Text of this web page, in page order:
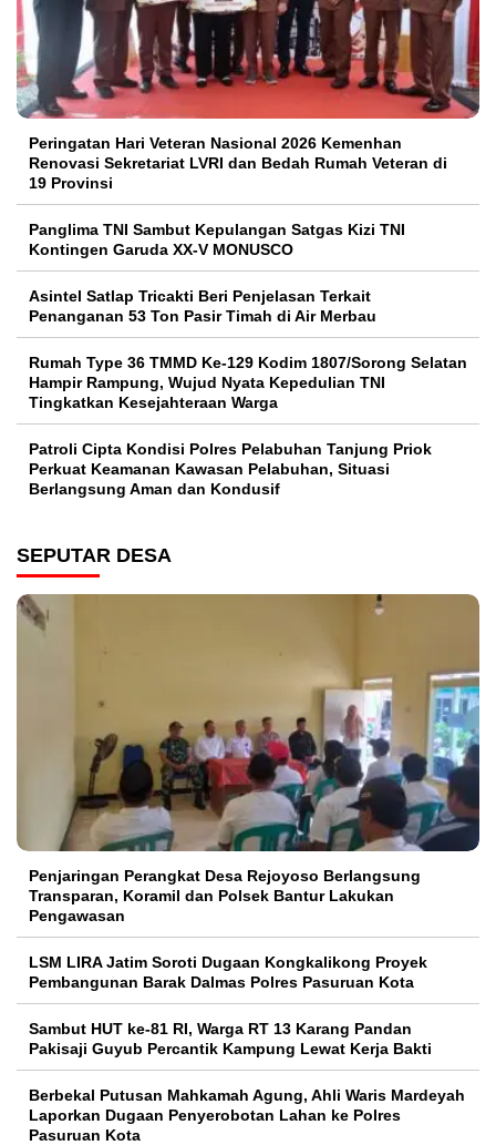
Peringatan Hari Veteran Nasional 2026 Kemenhan
Renovasi Sekretariat LVRI dan Bedah Rumah Veteran di
19 Provinsi
Panglima TNI Sambut Kepulangan Satgas Kizi TNI
Kontingen Garuda XX-V MONUSCO
Asintel Satlap Tricakti Beri Penjelasan Terkait
Penanganan 53 Ton Pasir Timah di Air Merbau
Rumah Type 36 TMMD Ke-129 Kodim 1807/Sorong Selatan
Hampir Rampung, Wujud Nyata Kepedulian TNI
Tingkatkan Kesejahteraan Warga
Patroli Cipta Kondisi Polres Pelabuhan Tanjung Priok
Perkuat Keamanan Kawasan Pelabuhan, Situasi
Berlangsung Aman dan Kondusif
SEPUTAR DESA
Penjaringan Perangkat Desa Rejoyoso Berlangsung
Transparan, Koramil dan Polsek Bantur Lakukan
Pengawasan
LSM LIRA Jatim Soroti Dugaan Kongkalikong Proyek
Pembangunan Barak Dalmas Polres Pasuruan Kota
Sambut HUT ke-81 RI, Warga RT 13 Karang Pandan
Pakisaji Guyub Percantik Kampung Lewat Kerja Bakti
Berbekal Putusan Mahkamah Agung, Ahli Waris Mardeyah
Laporkan Dugaan Penyerobotan Lahan ke Polres
Pasuruan Kota